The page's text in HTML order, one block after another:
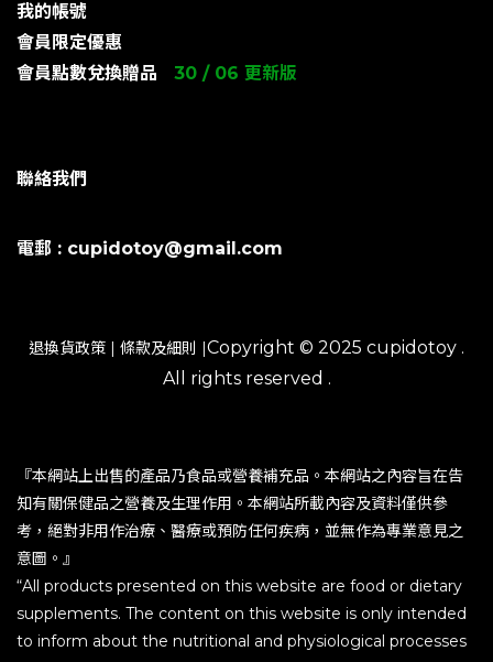
我的帳號
會員限定優惠
會員點數兌換贈品
30 / 06 更新版
聯絡我們
電郵 : cupidotoy@gmail.com
退換貨政策 | 條款及細則 |Copyright © 2025 cupidotoy .
All rights reserved .
『本網站上出售的產品乃食品或營養補充品。本網站之內容旨在告
知有關保健品之營養及生理作用。本網站所載內容及資料僅供參
考，絕對非用作治療、醫療或預防任何疾病，並無作為專業意見之
意圖。』
“All products presented on this website are food or dietary
supplements. The content on this website is only intended
to inform about the nutritional and physiological processes